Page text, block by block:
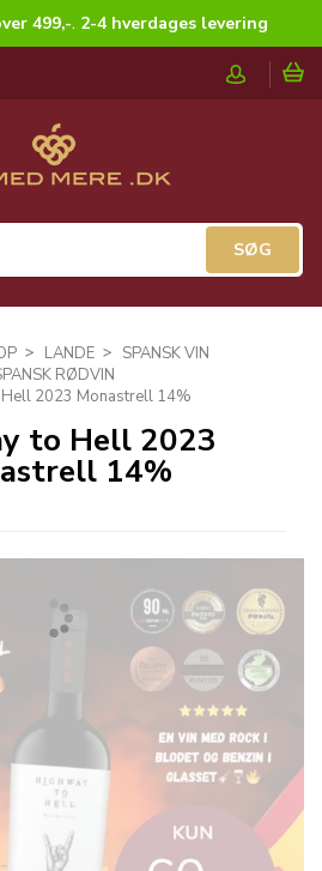
499,-. 2-4 hverdages levering
LANDE
SPANSK VIN
RØDVIN
2023 Monastrell 14%
to Hell 2023
14%